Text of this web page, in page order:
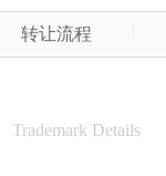
转让流程
Trademark Details